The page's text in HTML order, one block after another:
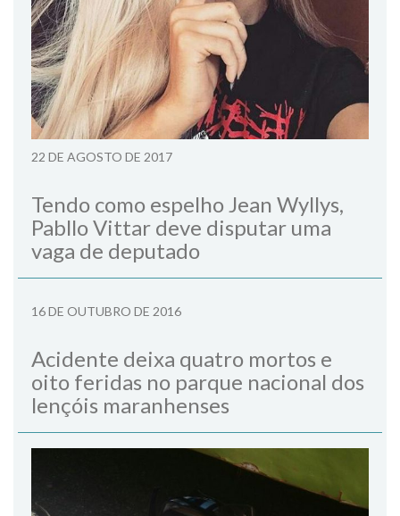
22 DE AGOSTO DE 2017
Tendo como espelho Jean Wyllys,
Pabllo Vittar deve disputar uma
vaga de deputado
16 DE OUTUBRO DE 2016
Acidente deixa quatro mortos e
oito feridas no parque nacional dos
lençóis maranhenses